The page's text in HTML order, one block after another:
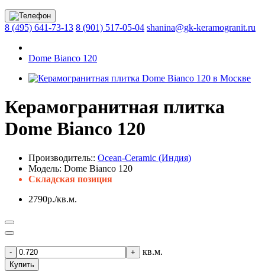
8 (495) 641-73-13 8 (901) 517-05-04 shanina@gk-keramogranit.ru
Dome Bianco 120
Керамогранитная плитка
Dome Bianco 120
Производитель:: Ocean-Ceramic (Индия)
Модель: Dome Bianco 120
Складская позиция
2790р./кв.м.
- + кв.м.
Купить